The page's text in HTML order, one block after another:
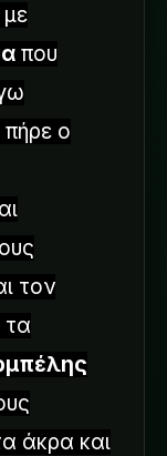
που
ο
τον
τα
άκρα και